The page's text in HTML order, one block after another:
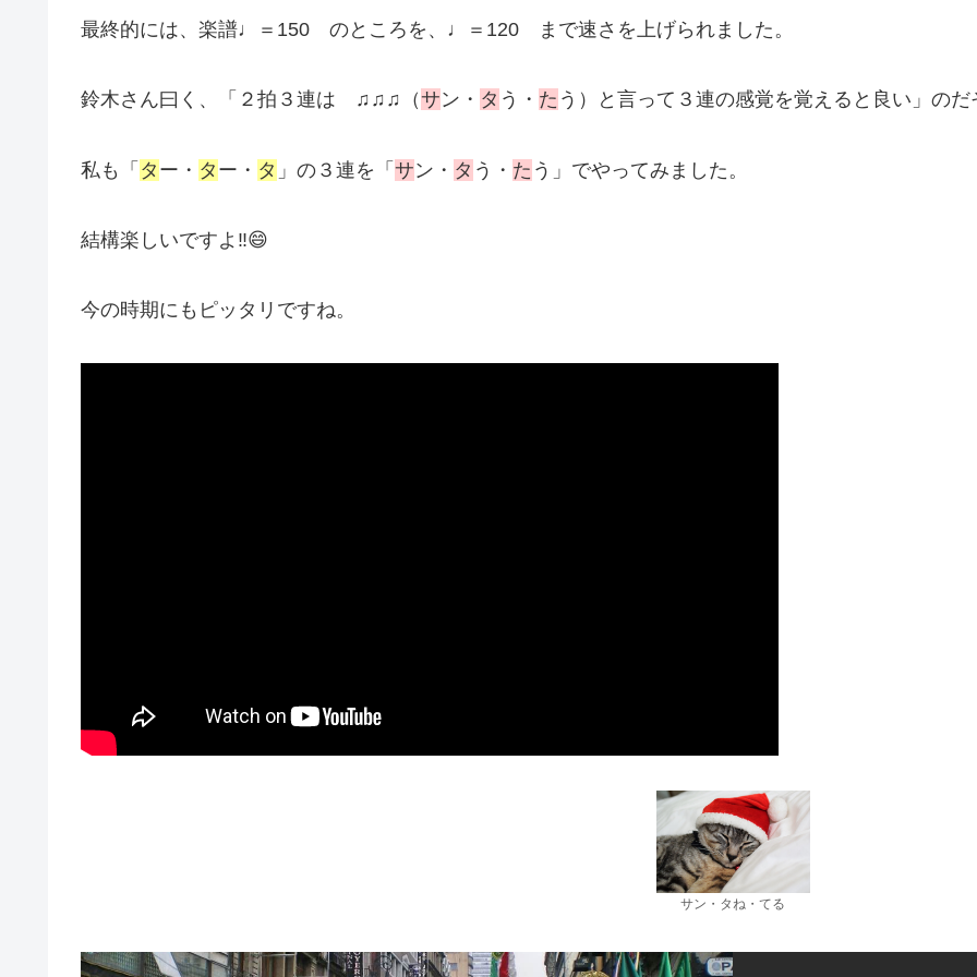
最終的には、楽譜♩＝150 のところを、♩＝120 まで速さを上げられました。
鈴木さん曰く、「２拍３連は ♫♫♫（サン・ タ う・ た う）と言って３連の感覚を覚えると良い」のだ
私も「 タ ー・ タ ー・ タ 」の３連を「 サン・ タ う・ た う」でやってみました。
結構楽しいですよ‼️😄
今の時期にもピッタリですね。
サン・タね・てる